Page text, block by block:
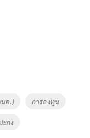
นอ.) การลงทุน
ะกง